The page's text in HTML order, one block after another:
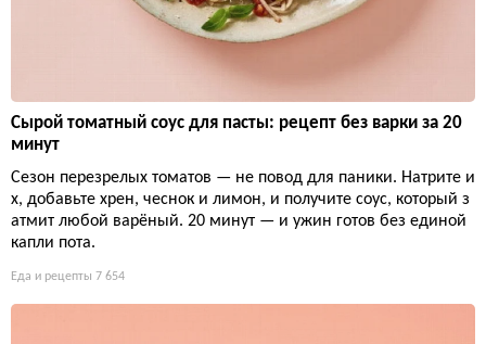
Сырой томатный соус для пасты: рецепт без варки за 20
минут
Сезон перезрелых томатов — не повод для паники. Натрите и
х, добавьте хрен, чеснок и лимон, и получите соус, который з
атмит любой варёный. 20 минут — и ужин готов без единой
капли пота.
Еда и рецепты 7 654